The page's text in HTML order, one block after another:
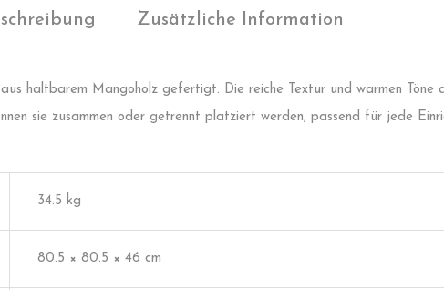
Zusätzliche Information
haltbarem Mangoholz gefertigt. Die reiche Textur und warmen Töne
sie zusammen oder getrennt platziert werden, passend für jede
34.5 kg
80.5 × 80.5 × 46 cm